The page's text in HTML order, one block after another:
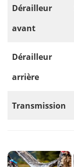
Dérailleur
avant
Dérailleur
arrière
Transmission